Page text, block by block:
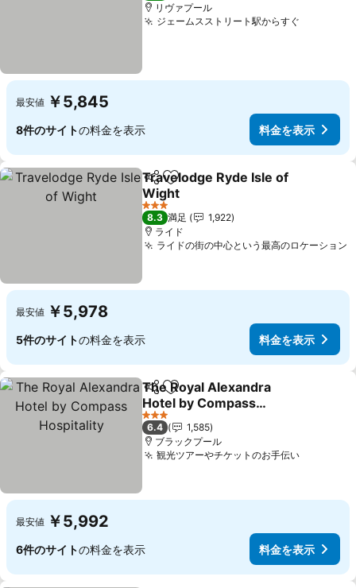
リヴァプール
ジェームスストリート駅からすぐ
最安値 ￥5,845
8件のサイトの料金を表示 料金を表示
シェアお気に入りに追加
Travelodge Ryde Isle of
Wight
料金を表示
3 ホテルのランク
8.3 満足
1,922
ライド
ライドの街の中心という最高のロケーション
最安値 ￥5,978
5件のサイトの料金を表示 料金を表示
シェアお気に入りに追加
The Royal Alexandra
Hotel by Compass
Hospitality
料金を表示
3 ホテルのランク
6.4
1,585
ブラックプール
観光ツアーやチケットのお手伝い料金を表
最安値 ￥5,992
6件のサイトの料金を表示 料金を表示